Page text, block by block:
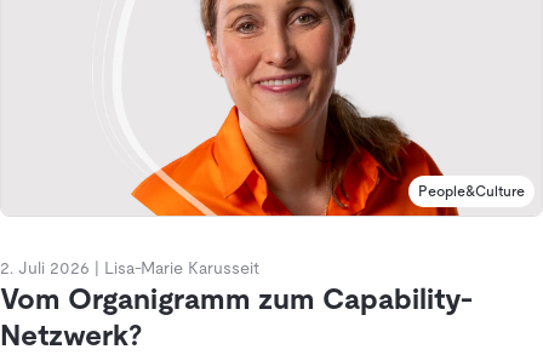
People&Culture
2. Juli 2026 Lisa-Marie Karusseit
Vom Organigramm zum Capability-
Netzwerk?